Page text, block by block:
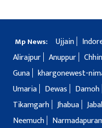
Mp News: Ujjain
Alirajpur Anuppur
Guna khargonewest-
Umaria
Dewas Damoh
Tikamgarh Jhabua
Neemuch